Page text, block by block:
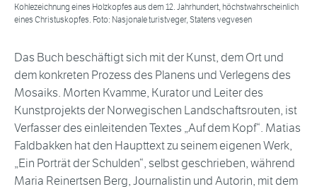
Kohlezeichnung eines Holzkopfes aus dem 12. Jahrhundert, höchstwahrscheinlich
eines Christuskopfes. Foto: Nasjonale turistveger, Statens vegvesen
Das Buch beschäftigt sich mit der Kunst, dem Ort und
dem konkreten Prozess des Planens und Verlegens des
Mosaiks. Morten Kvamme, Kurator und Leiter des
Kunstprojekts der Norwegischen Landschaftsrouten, ist
Verfasser des einleitenden Textes „Auf dem Kopf“. Matias
Faldbakken hat den Haupttext zu seinem eigenen Werk,
„Ein Porträt der Schulden“, selbst geschrieben, während
Maria Reinertsen Berg, Journalistin und Autorin, mit dem